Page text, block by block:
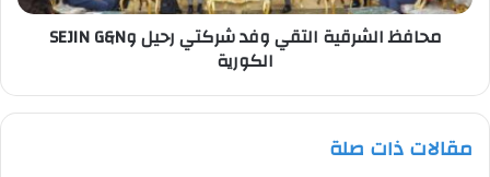
الكورية
محافظ الشرقية التقي وفد شركتي رحيل وSEJIN G&N
الكورية
مقالات ذات صلة